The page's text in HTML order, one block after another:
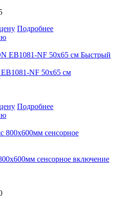
Подробнее
Быстрый
NF 50x65 см
Подробнее
сенсорное включение